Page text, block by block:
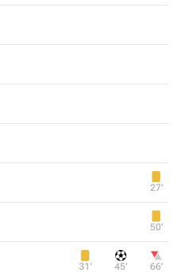
27‎’‎
50‎’‎
31‎’‎ 45‎’‎ 66‎’‎